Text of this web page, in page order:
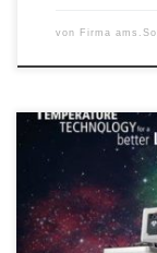
von Firma
Nach gut 2 Jahren
Zeit und
Entwicklungen der